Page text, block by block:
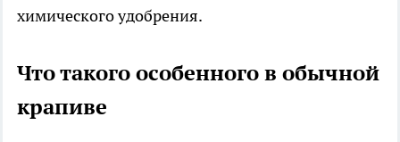
химического удобрения.
Что такого особенного в обычной
крапиве